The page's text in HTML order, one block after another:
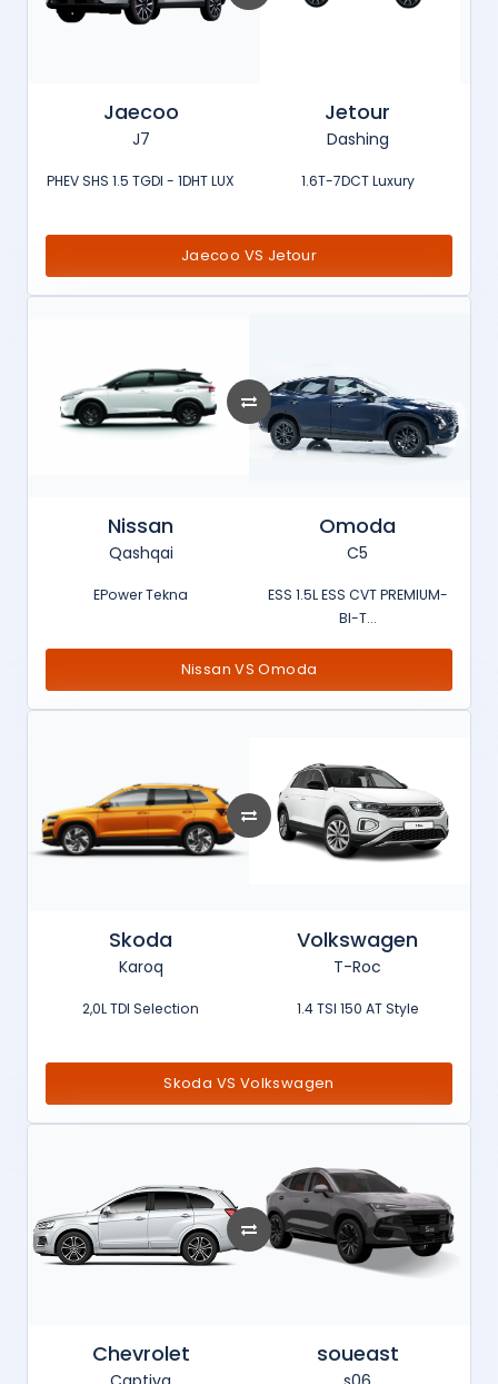
Jaecoo
J7
PHEV SHS 1.5 TGDI - 1DHT LUX
Jetour
Dashing
1.6T-7DCT Luxury
Jaecoo VS Jetour
Nissan
Qashqai
EPower Tekna
Omoda
C5
ESS 1.5L ESS CVT PREMIUM-
BI-T...
Nissan VS Omoda
Skoda
Karoq
2,0L TDI Selection
Volkswagen
T-Roc
1.4 TSI 150 AT Style
Skoda VS Volkswagen
Chevrolet soueast